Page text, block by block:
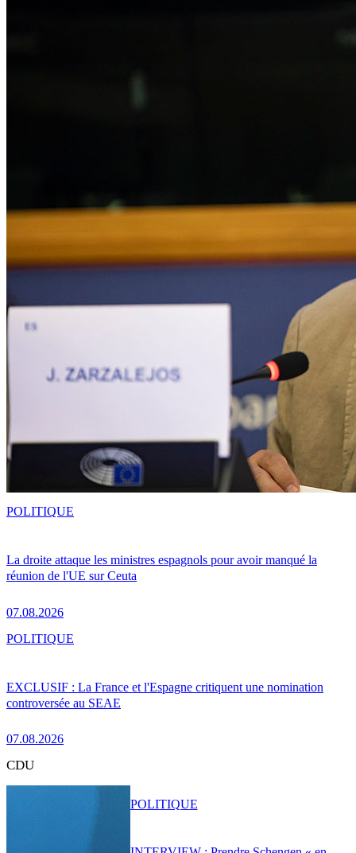
La droite attaque les ministres espagnols pour avoir manqué la
réunion de l'UE sur Ceuta
07.08.2026
POLITIQUE
EXCLUSIF : La France et l'Espagne critiquent une nomination
controversée au SEAE
07.08.2026
POLITIQUE
CDU
POLITIQUE